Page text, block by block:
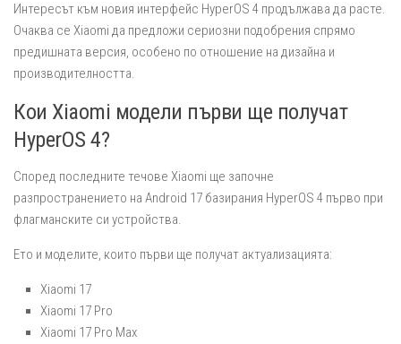
Интересът към новия интерфейс HyperOS 4 продължава да расте.
Очаква се Xiaomi да предложи сериозни подобрения спрямо
предишната версия, особено по отношение на дизайна и
производителността.
Кои Xiaomi модели първи ще получат
HyperOS 4?
Според последните течове Xiaomi ще започне
разпространението на Android 17 базирания HyperOS 4 първо при
флагманските си устройства.
Ето и моделите, които първи ще получат актуализацията:
Xiaomi 17
Xiaomi 17 Pro
Xiaomi 17 Pro Max